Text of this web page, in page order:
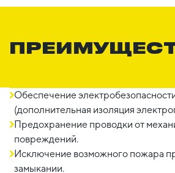
Обеспечение
(дополнительная изоляция
Предохранение проводки от
повреждений.
Исключение возможного пожара
замыкании.